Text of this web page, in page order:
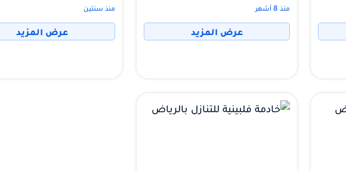
منذ 8 أشهر
عرض المزيد
منذ سنتين
عرض المزيد